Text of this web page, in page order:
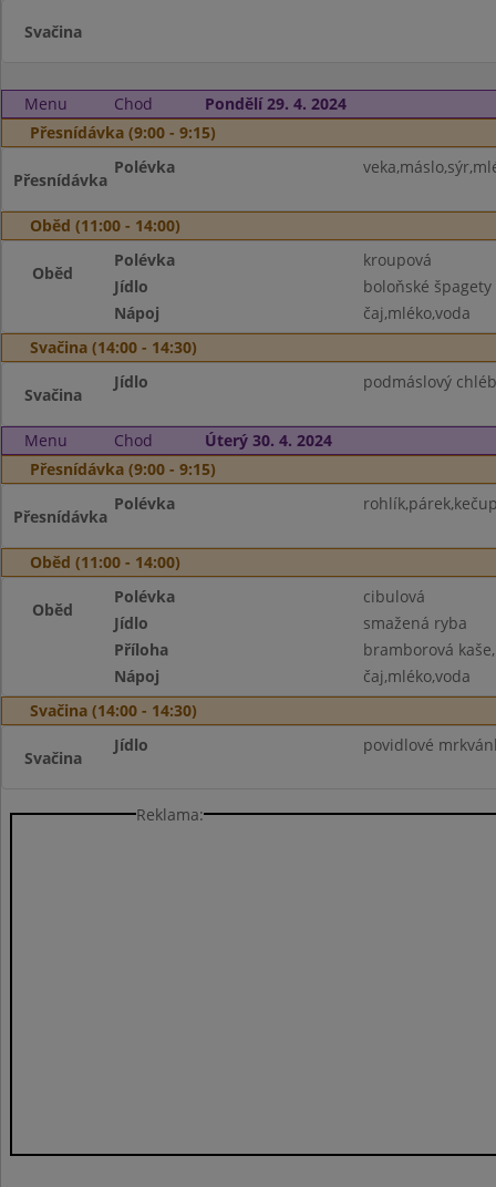
Svačina
Menu Chod
Pondělí 29. 4. 2024
Přesnídávka (9:00 - 9:15)
Přesnídávka
Polévka
Oběd (11:00 - 14:00)
Oběd
Polévka
kroupová
Jídlo
boloňské špagety
Nápoj
čaj,mléko,voda
Svačina (14:00 - 14:30)
Svačina
Jídlo podmáslový
Menu Chod
Úterý 30. 4. 2024
Přesnídávka (9:00 - 9:15)
Přesnídávka
Polévka
Oběd (11:00 - 14:00)
Oběd
Polévka
cibulová
Jídlo
smažená ryba
Příloha
bramborová
Nápoj
čaj,mléko,voda
Svačina (14:00 - 14:30)
Svačina
Jídlo povidlové
Reklama: